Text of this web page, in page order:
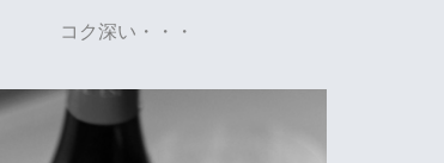
コク深い・・・